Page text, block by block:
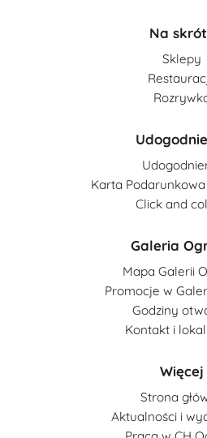
Na
Sklepy
Karta
Click and
Galeria
Mapa Galerii
Promocje w
Godziny
Kontakt i
Więcej
Strona
Aktualności i